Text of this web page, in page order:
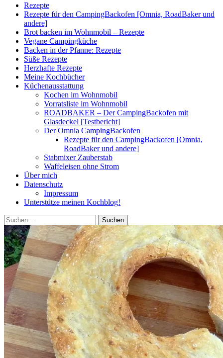
Rezepte
Rezepte für den CampingBackofen [Omnia, RoadBaker und
andere]
Brot backen im Wohnmobil – Rezepte
Vegane Campingküche
Backen in der Pfanne: Rezepte
Süße Rezepte
Herzhafte Rezepte
Meine Kochbücher
Küchenausstattung
Kochen im Wohnmobil
Vorratsliste im Wohnmobil
ROADBAKER – Der CampingBackofen mit
Glasdeckel [Testbericht]
Der Omnia CampingBackofen
Rezepte für den CampingBackofen [Omnia,
RoadBaker und andere]
Stabmixer Zauberstab
Waffeleisen ohne Strom
Über mich
Datenschutz
Impressum
Unterstütze meinen Kochblog!
Suchen
nach: